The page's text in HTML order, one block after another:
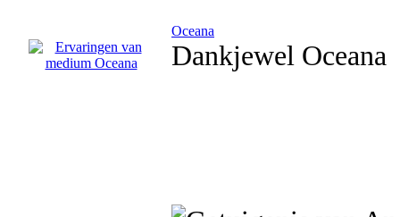
Oceana
Dankjewel Oceana